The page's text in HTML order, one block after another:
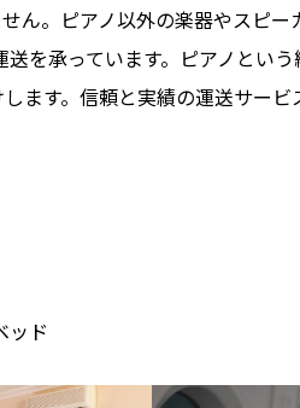
ん。ピアノ以外の楽器やスピ
を承っています。ピアノとい
す。信頼と実績の運送サービ
ッド